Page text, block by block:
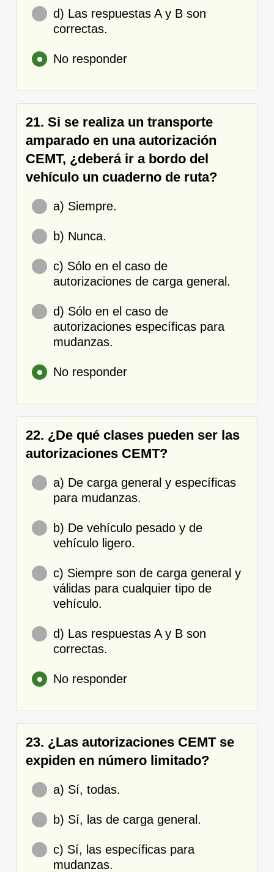
d) Las respuestas A y B son
correctas.
No responder
21. Si se realiza un transporte
amparado en una autorización
CEMT, ¿deberá ir a bordo del
vehículo un cuaderno de ruta?
a) Siempre.
b) Nunca.
c) Sólo en el caso de
autorizaciones de carga general.
d) Sólo en el caso de
autorizaciones específicas para
mudanzas.
No responder
22. ¿De qué clases pueden ser las
autorizaciones CEMT?
a) De carga general y específicas
para mudanzas.
b) De vehículo pesado y de
vehículo ligero.
c) Siempre son de carga general y
válidas para cualquier tipo de
vehículo.
d) Las respuestas A y B son
correctas.
No responder
23. ¿Las autorizaciones CEMT se
expiden en número limitado?
a) Sí, todas.
b) Sí, las de carga general.
c) Sí, las específicas para
mudanzas.